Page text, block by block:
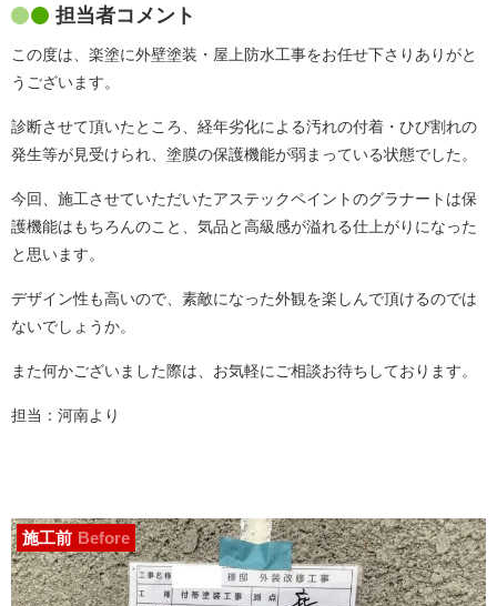
担当者コメント
この度は、楽塗に外壁塗装・屋上防水工事をお任せ下さりありがと
うございます。
診断させて頂いたところ、経年劣化による汚れの付着・ひび割れの
発生等が見受けられ、塗膜の保護機能が弱まっている状態でした。
今回、施工させていただいたアステックペイントのグラナートは保
護機能はもちろんのこと、気品と高級感が溢れる仕上がりになった
と思います。
デザイン性も高いので、素敵になった外観を楽しんで頂けるのでは
ないでしょうか。
また何かございました際は、お気軽にご相談お待ちしております。
担当：河南より
施工前 Before